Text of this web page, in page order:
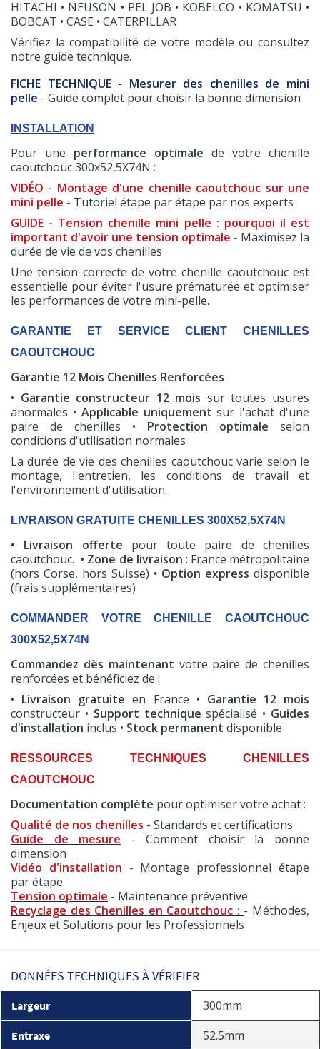
HITACHI • NEUSON • PEL JOB • KOBELCO • KOMATSU •
BOBCAT • CASE • CATERPILLAR
Vérifiez la compatibilité de votre modèle ou consultez
notre guide technique.
FICHE TECHNIQUE - Mesurer des chenilles de mini
pelle - Guide complet pour choisir la bonne dimension
INSTALLATION
Pour une performance optimale de votre chenille
caoutchouc 300x52,5X74N :
VIDÉO - Montage d'une chenille caoutchouc sur une
mini pelle - Tutoriel étape par étape par nos experts
GUIDE - Tension chenille mini pelle : pourquoi il est
important d'avoir une tension optimale - Maximisez la
durée de vie de vos chenilles
Une tension correcte de votre chenille caoutchouc est
essentielle pour éviter l'usure prématurée et optimiser
les performances de votre mini-pelle.
GARANTIE ET SERVICE CLIENT CHENILLES
CAOUTCHOUC
Garantie 12 Mois Chenilles Renforcées
• Garantie constructeur 12 mois sur toutes usures
anormales • Applicable uniquement sur l'achat d'une
paire de chenilles • Protection optimale selon
conditions d'utilisation normales
La durée de vie des chenilles caoutchouc varie selon le
montage, l'entretien, les conditions de travail et
l'environnement d'utilisation.
LIVRAISON GRATUITE CHENILLES 300X52,5X74N
• Livraison offerte pour toute paire de chenilles
caoutchouc. • Zone de livraison : France métropolitaine
(hors Corse, hors Suisse) • Option express disponible
(frais supplémentaires)
COMMANDER VOTRE CHENILLE CAOUTCHOUC
300X52,5X74N
Commandez dès maintenant votre paire de chenilles
renforcées et bénéficiez de :
• Livraison gratuite en France • Garantie 12 mois
constructeur • Support technique spécialisé • Guides
d'installation inclus • Stock permanent disponible
RESSOURCES TECHNIQUES CHENILLES
CAOUTCHOUC
Documentation complète pour optimiser votre achat :
Qualité de nos chenilles - Standards et certifications
Guide de mesure - Comment choisir la bonne
dimension
Vidéo d'installation - Montage professionnel étape
par étape
Tension optimale - Maintenance préventive
Recyclage des Chenilles en Caoutchouc : - Méthodes,
Enjeux et Solutions pour les Professionnels
DONNÉES TECHNIQUES À VÉRIFIER
Largeur 300mm
Entraxe 52.5mm